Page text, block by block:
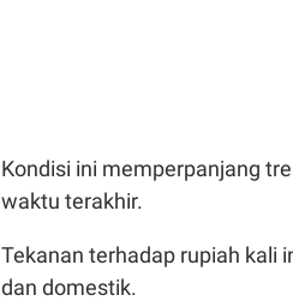
Kondisi ini memperpanjang
waktu terakhir.
Tekanan terhadap rupiah kali
dan domestik.